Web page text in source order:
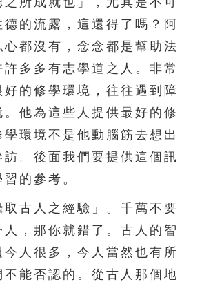
的流露，這還得了嗎？阿
都沒有，念念都是幫助法
多多有志學道之人。非常
的修學環境，往往遇到障
他為這些人提供最好的修
環境不是他動腦筋去想出
。後面我們要提供這個訊
的參考。
人之經驗」。千萬不要
人，那你就錯了。古人的智
人很多，今人當然也有所
能否認的。從古人那個地